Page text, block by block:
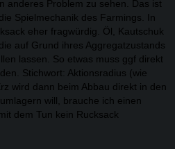
anderes Problem zu sehen. Das ist
Spielmechanik des Farmings. In
eher fragwürdig. Öl, Kautschuk
auf Grund ihres Aggregatzustands
lassen. So etwas muss ggf direkt
Stichwort: Aktionsradius (wie
wird dann beim Abbau direkt in den
will, brauche ich einen
dem Tun kein Rucksack